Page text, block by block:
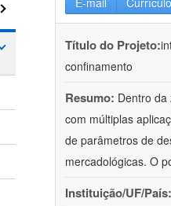
Título do Projeto:
confinamento
Resumo: Dentro
com múltiplas
de parâmetros de
mercadológicas. O
Instituição/UF/País: